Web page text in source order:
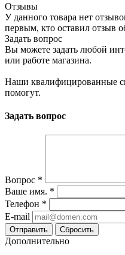
Отзывы
У данного товара нет
первым, кто оставил отзыв
Задать вопрос
Вы можете задать любой
или работе магазина.
Наши квалифицированные
помогут.
Задать вопрос
Вопрос *
Ваше имя. *
Телефон *
E-mail
Сбросить
Дополнительно